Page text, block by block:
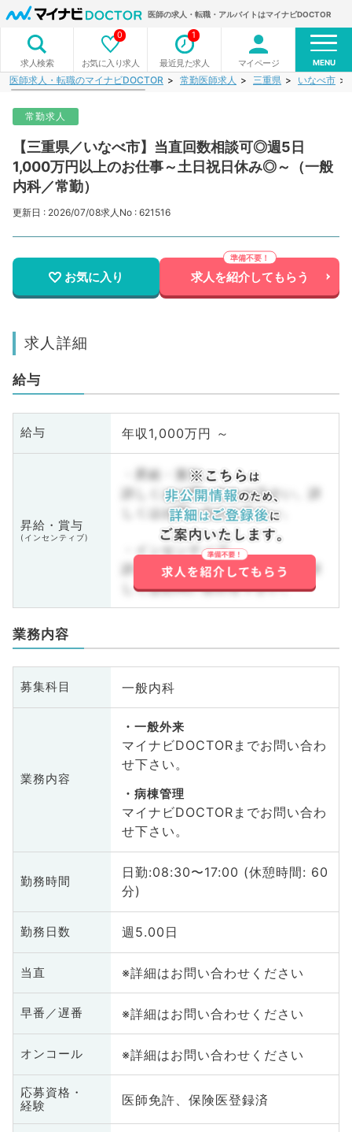
医師の求人・転職・アルバイトはマイナビDOCTOR
求人検索 お気に入り求人
0
最近見た求人
1
マイページ MENU
医師求人・転職のマイナビDOCTOR 常勤医師求人 三重県 いなべ市
常勤求人
【三重県／いなべ市】当直回数相談可◎週5日
1,000万円以上のお仕事～土日祝日休み◎～（一般
内科／常勤）
更新日 : 2026/07/08求人No : 621516
お気に入り 求人を紹介してもらう
求人詳細
給与
給与 年収1,000万円 ～
昇給・賞与
(インセンティブ)
・昇給・賞与
詳しくはお問い合わせ下さい。詳
しくはお問い合わせ下さい。
・インセンティブ
詳しくはお問い合わせ下さい。詳
しくはお問い合わせ下さい。
業務内容
募集科目 一般内科
業務内容
一般外来
マイナビDOCTORまでお問い合わ
せ下さい。
病棟管理
マイナビDOCTORまでお問い合わ
せ下さい。
勤務時間
日勤:08:30〜17:00 (休憩時間: 60
分)
勤務日数 週5.00日
当直 ※詳細はお問い合わせください
早番／遅番 ※詳細はお問い合わせください
オンコール ※詳細はお問い合わせください
応募資格・
経験
医師免許、保険医登録済